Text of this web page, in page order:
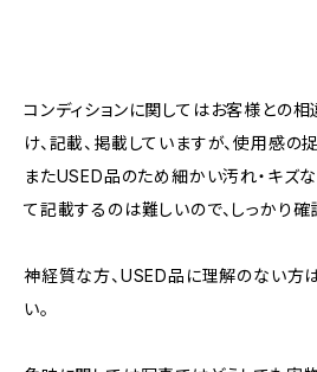
コンディションに関してはお客様との
け、記載、掲載していますが、使用感の
またUSED品のため細かい汚れ・キズ
て記載するのは難しいので、しっかり確
神経質な方、USED品に理解のない方
い。